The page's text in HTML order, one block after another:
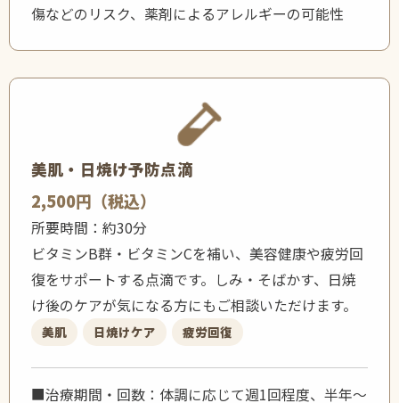
傷などのリスク、薬剤によるアレルギーの可能性
美肌・日焼け予防点滴
2,500円（税込）
所要時間：約30分
ビタミンB群・ビタミンCを補い、美容健康や疲労回
復をサポートする点滴です。しみ・そばかす、日焼
け後のケアが気になる方にもご相談いただけます。
美肌 日焼けケア 疲労回復
■治療期間・回数：体調に応じて週1回程度、半年〜